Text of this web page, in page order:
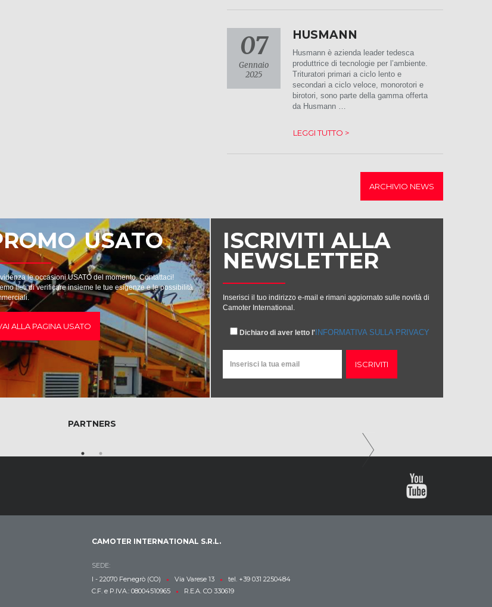
07
Gennaio
2025
HUSMANN
Husmann è azienda leader tedesca
produttrice di tecnologie per l’ambiente.
Trituratori primari a ciclo lento e
secondari a ciclo veloce, monorotori e
birotori, sono parte della gamma offerta
da Husmann …
LEGGI TUTTO >
ARCHIVIO NEWS
USATO
le occasioni USATO del momento. Contattaci!
lieti di verificare insieme le tue esigenze e le possibilità
ALLA PAGINA USATO
ISCRIVITI ALLA
NEWSLETTER
Inserisci il tuo indirizzo e-mail e rimani aggiornato sulle novità di
Camoter International.
Dichiaro di aver letto l'INFORMATIVA SULLA PRIVACY
ISCRIVITI
PARTNERS
CAMOTER INTERNATIONAL S.R.L.
SEDE:
I - 22070 Fenegrò (CO)
• Via Varese 13 •
tel. +39 031 2250484
C.F. e P.IVA.: 08004510965
• R.E.A. CO 330619